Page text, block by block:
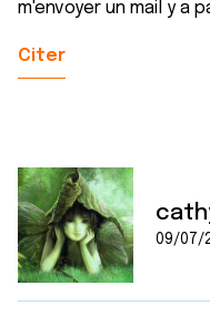
m'envoyer un mail y a
Citer
09/07/